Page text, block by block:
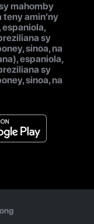
mahomby
teny amin'ny
sy
sinoa, na
espaniola,
sy
sinoa, na